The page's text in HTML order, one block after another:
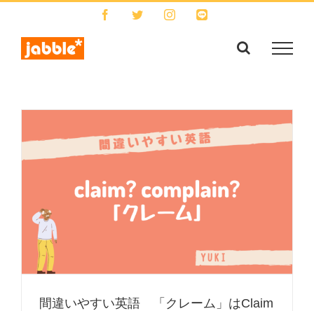
content
FacebookTwitterInstagram
LINE
間違いやすい英語 「クレーム」はClaim